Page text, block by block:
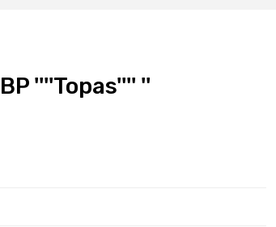
''''Topas'''' ''